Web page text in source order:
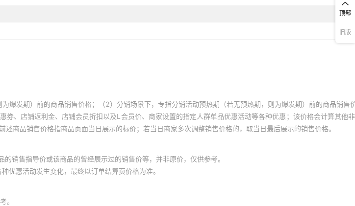
爆发期）前的商品销售价格；（2）分销场景下，专指分销活动预热期（若无预热期，则为爆发期）前的商品销售
、店铺返利金、店铺会员折扣以及L会员价、商家设置的指定人群单品优惠活动等各种优惠；该价格会计算其他
商品销售价格指商品页面当日展示的标价；若当日商家多次调整销售价格的，取当日最后展示的销售价格。
销售指导价或该商品的曾经展示过的销售价等，并非原价，仅供参考。
优惠活动发生变化，最终以订单结算页价格为准。
。
顶部
旧版